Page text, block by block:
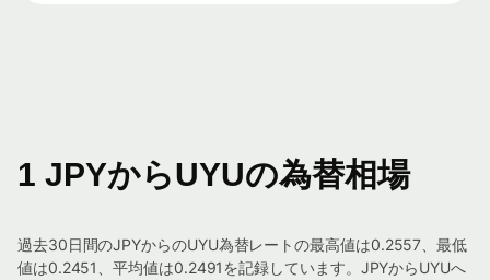
1 JPYからUYUの為替相場
過去30日間のJPYからのUYU為替レートの最高値は0.2557、最低
値は0.2451、平均値は0.2491を記録しています。JPYからUYUへ